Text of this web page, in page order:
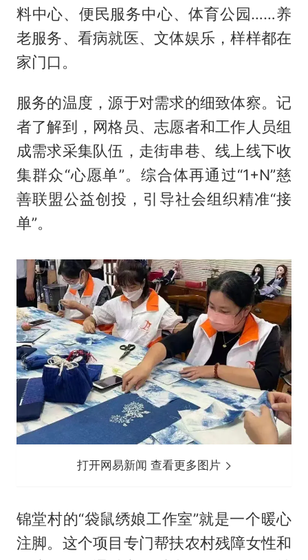
料中心、便民服务中心、体育公园……养
老服务、看病就医、文体娱乐，样样都在
家门口。
服务的温度，源于对需求的细致体察。记
者了解到，网格员、志愿者和工作人员组
成需求采集队伍，走街串巷、线上线下收
集群众“心愿单”。综合体再通过“1+N”慈
善联盟公益创投，引导社会组织精准“接
单”。
打开网易新闻 查看更多图片
锦堂村的“袋鼠绣娘工作室”就是一个暖心
注脚。这个项目专门帮扶农村残障女性和